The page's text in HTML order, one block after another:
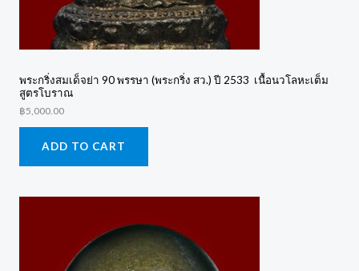
พระกริ่งสมเด็จย่า 90 พรรษา (พระกริ่ง สว.) ปี 2533 เนื้อนวโลหะเต็ม
สูตรโบราณ
฿5,000.00
ADD TO CART